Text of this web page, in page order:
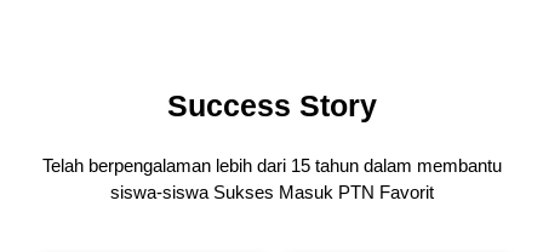
Success Story
Telah berpengalaman lebih dari 15 tahun dalam membantu
siswa-siswa Sukses Masuk PTN Favorit